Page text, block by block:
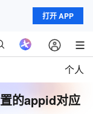
打开 APP
个人
的appid对应